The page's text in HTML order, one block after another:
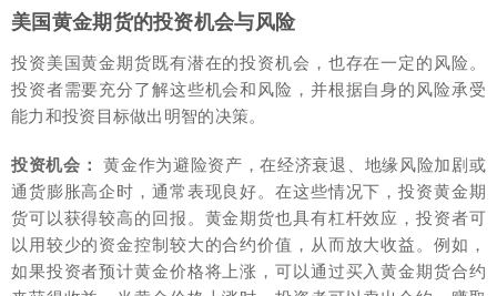
美国黄金期货的投资机会与风险
投资美国黄金期货既有潜在的投资机会，也存在一定的风险。
投资者需要充分了解这些机会和风险，并根据自身的风险承受
能力和投资目标做出明智的决策。
投资机会： 黄金作为避险资产，在经济衰退、地缘风险加剧或
通货膨胀高企时，通常表现良好。在这些情况下，投资黄金期
货可以获得较高的回报。黄金期货也具有杠杆效应，投资者可
以用较少的资金控制较大的合约价值，从而放大收益。例如，
如果投资者预计黄金价格将上涨，可以通过买入黄金期货合约